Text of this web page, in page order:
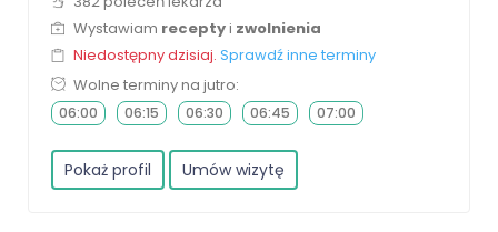
Wystawiam receptyi zwolnienia
Niedostępny dzisiaj. Sprawdź inne terminy
Wolne terminy na jutro:
06:00 06:15 06:30 06:45 07:00
Pokaż profil Umów wizytę